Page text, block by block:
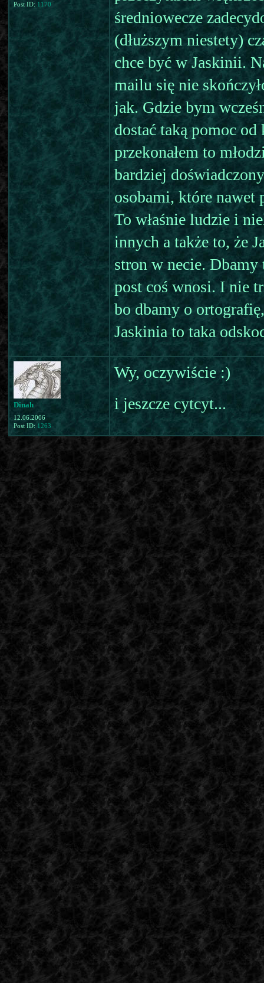
Post ID: 1170
średniowecze
(dłuższym niestety)
chce być w Jaskinii.
mailu się nie
jak. Gdzie bym
dostać taką pomoc
przekonałem to
bardziej
osobami, które nawet
To właśnie ludzie i
innych a także to, że
stron w necie.
post coś wnosi. I nie
bo dbamy o
Jaskinia to taka
Dinah
12.06.2006
Post ID: 1263
Wy, oczywiście :)
i jeszcze cytcyt...